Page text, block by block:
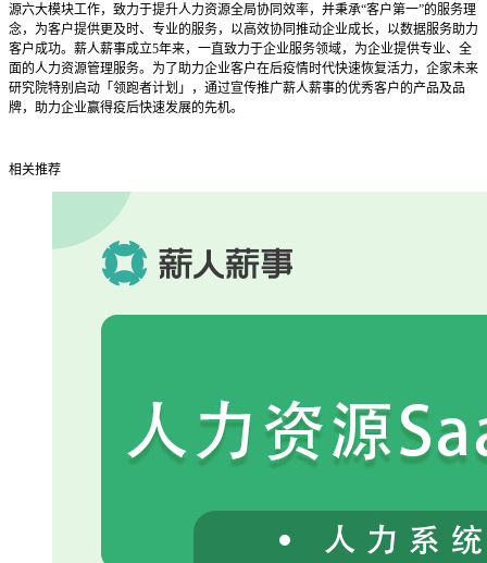
源六大模块工作，致力于提升人力资源全局协同效率，并秉承“客户第一”的服务理
念，为客户提供更及时、专业的服务，以高效协同推动企业成长，以数据服务助力
客户成功。薪人薪事成立5年来，一直致力于企业服务领域，为企业提供专业、全
面的人力资源管理服务。为了助力企业客户在后疫情时代快速恢复活力，企家未来
研究院特别启动「领跑者计划」，通过宣传推广薪人薪事的优秀客户的产品及品
牌，助力企业赢得疫后快速发展的先机。
相关推荐